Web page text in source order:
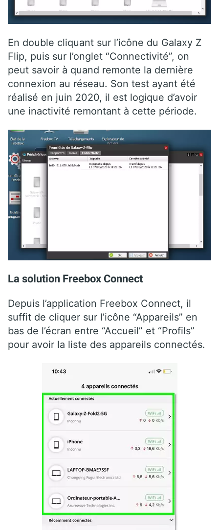
En double cliquant sur l’icône du Galaxy Z
Flip, puis sur l’onglet “Connectivité”, on
peut savoir à quand remonte la dernière
connexion au réseau. Son test ayant été
réalisé en juin 2020, il est logique d’avoir
une inactivité remontant à cette période.
La solution Freebox Connect
Depuis l’application Freebox Connect, il
suffit de cliquer sur l’icône “Appareils” en
bas de l’écran entre “Accueil” et “Profils”
pour avoir la liste des appareils connectés.